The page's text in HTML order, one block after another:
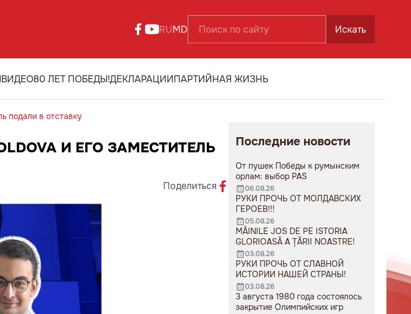
RUMD Искать
ВИДЕО80 ЛЕТ ПОБЕДЫ!ДЕКЛАРАЦИИПАРТИЙНАЯ ЖИЗНЬ
подали в отставку
И ЕГО ЗАМЕСТИТЕЛЬ
Поделиться
Последние новости
От пушек Победы к румынским
орлам: выбор PAS
06.08.26
РУКИ ПРОЧЬ ОТ МОЛДАВСКИХ
ГЕРОЕВ!!!
05.08.26
MÂINILE JOS DE PE ISTORIA
GLORIOASĂ A ȚĂRII NOASTRE!
03.08.26
РУКИ ПРОЧЬ ОТ СЛАВНОЙ
ИСТОРИИ НАШЕЙ СТРАНЫ!
03.08.26
3 августа 1980 года состоялось
закрытие Олимпийских игр